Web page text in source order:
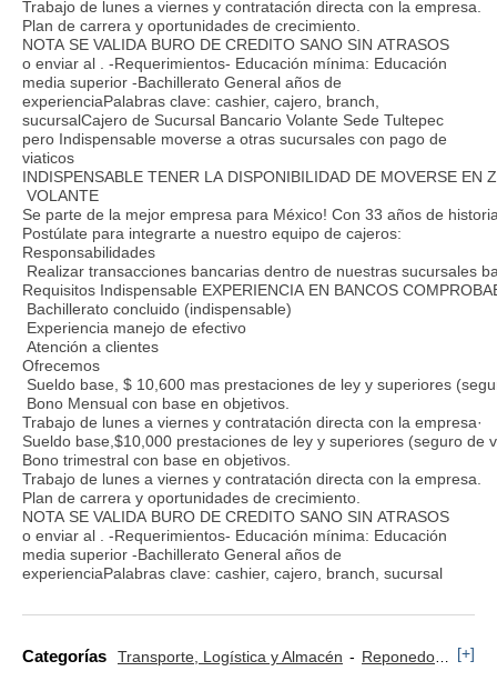
Trabajo de lunes a viernes y contratación directa con la empresa.
Plan de carrera y oportunidades de crecimiento.
NOTA SE VALIDA BURO DE CREDITO SANO SIN ATRASOS
o enviar al . -Requerimientos- Educación mínima: Educación
media superior -Bachillerato General años de
experienciaPalabras clave: cashier, cajero, branch,
sucursalCajero de Sucursal Bancario Volante Sede Tultepec
pero Indispensable moverse a otras sucursales con pago de
viaticos
INDISPENSABLE TENER LA DISPONIBILIDAD DE MOVERSE
VOLANTE
Se parte de la mejor empresa para México! Con 33 años de
Postúlate para integrarte a nuestro equipo de cajeros:
Responsabilidades
Realizar transacciones bancarias dentro de nuestras sucursales
Requisitos Indispensable EXPERIENCIA EN BANCOS
Bachillerato concluido (indispensable)
Experiencia manejo de efectivo
Atención a clientes
Ofrecemos
Sueldo base, $ 10,600 mas prestaciones de ley y superiores
Bono Mensual con base en objetivos.
Trabajo de lunes a viernes y contratación directa con la empresa·
Sueldo base,$10,000 prestaciones de ley y superiores (seguro
Bono trimestral con base en objetivos.
Trabajo de lunes a viernes y contratación directa con la empresa.
Plan de carrera y oportunidades de crecimiento.
NOTA SE VALIDA BURO DE CREDITO SANO SIN ATRASOS
o enviar al . -Requerimientos- Educación mínima: Educación
media superior -Bachillerato General años de
experienciaPalabras clave: cashier, cajero, branch, sucursal
Categorías Transporte, Logística y Almacén Reponedor y Cajero [+]